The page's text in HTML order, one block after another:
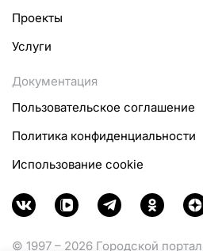
Проекты
Услуги
Документация
Пользовательское соглашение
Политика конфиденциальности
Использование cookie
© 1997 – 2026 Городской